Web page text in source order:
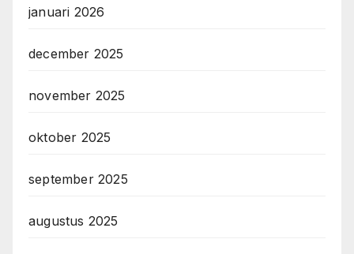
januari 2026
december 2025
november 2025
oktober 2025
september 2025
augustus 2025